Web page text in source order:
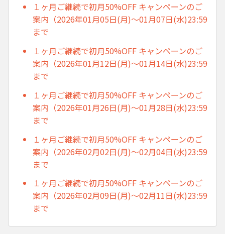
１ヶ月ご継続で初月50%OFF キャンペーンのご
案内（2026年01月05日(月)～01月07日(水)23:59
まで
１ヶ月ご継続で初月50%OFF キャンペーンのご
案内（2026年01月12日(月)～01月14日(水)23:59
まで
１ヶ月ご継続で初月50%OFF キャンペーンのご
案内（2026年01月26日(月)～01月28日(水)23:59
まで
１ヶ月ご継続で初月50%OFF キャンペーンのご
案内（2026年02月02日(月)～02月04日(水)23:59
まで
１ヶ月ご継続で初月50%OFF キャンペーンのご
案内（2026年02月09日(月)～02月11日(水)23:59
まで